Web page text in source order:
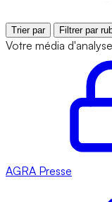
Trier par Filtrer par
Votre média
AGRA Presse